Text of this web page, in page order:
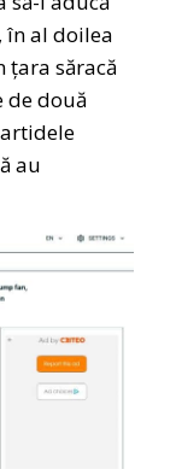
în al doilea
țara săracă
de două
au